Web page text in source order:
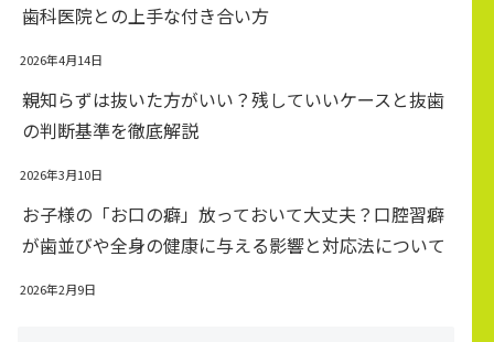
歯科医院との上手な付き合い方
2026年4月14日
親知らずは抜いた方がいい？残していいケースと抜歯
の判断基準を徹底解説
2026年3月10日
お子様の「お口の癖」放っておいて大丈夫？口腔習癖
が歯並びや全身の健康に与える影響と対応法について
2026年2月9日